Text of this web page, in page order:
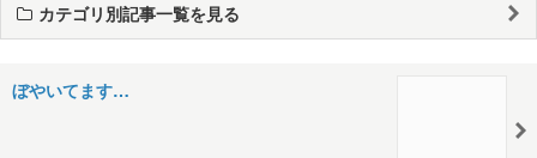
カテゴリ別記事一覧を見る
ぼやいてます…